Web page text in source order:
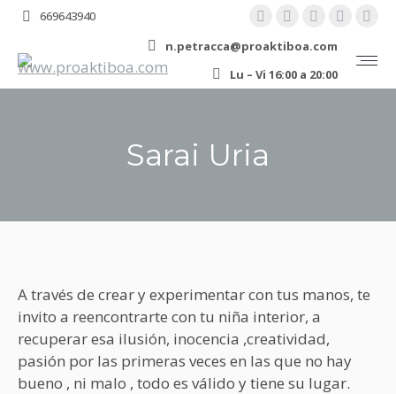
669643940
YouTube
page
in
Linkedin
in
Instagram
opens
in
opens
in
in
n.petracca@proaktiboa.com
Lu – Vi 16:00 a 20:00
Sarai Uria
A través de crear y experimentar con tus manos, te
invito a reencontrarte con tu niña interior, a
recuperar esa ilusión, inocencia ,creatividad,
pasión por las primeras veces en las que no hay
bueno , ni malo , todo es válido y tiene su lugar.